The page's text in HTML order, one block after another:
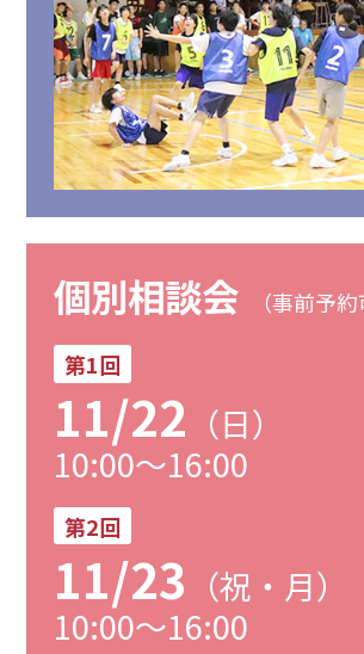
個別相談会
（事前予約
第1回
11/22 （日）
10:00～16:00
第2回
11/23 （祝・月）
10:00～16:00